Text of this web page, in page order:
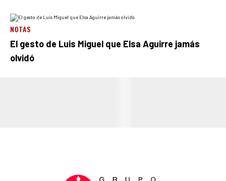
NOTAS
El gesto de Luis Miguel que Elsa Aguirre jamás
olvidó